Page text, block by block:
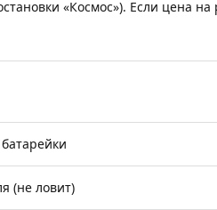
«Космос»). Если цена
(не ловит)